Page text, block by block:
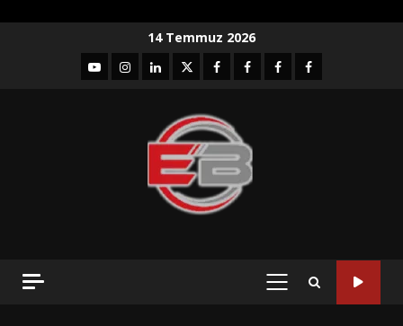
14 Temmuz 2026
YouTubeInstagram
LinkedIntwitterfacebook-Facebook-
Facebook-Facebook-
PRIMARY